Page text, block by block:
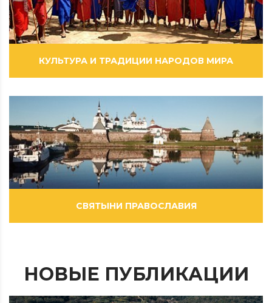
ВИДЕОРОЛИКИ
КУЛЬТУРА И ТРАДИЦИИ НАРОДОВ МИРА
ВИДЕОРОЛИКИ
ФИЛЬМЫ
СВЯТЫНИ ПРАВОСЛАВИЯ
НОВЫЕ ПУБЛИКАЦИИ